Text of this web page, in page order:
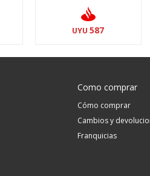
UYU 587
Como comprar
Cómo comprar
Cambios y
Franquicias